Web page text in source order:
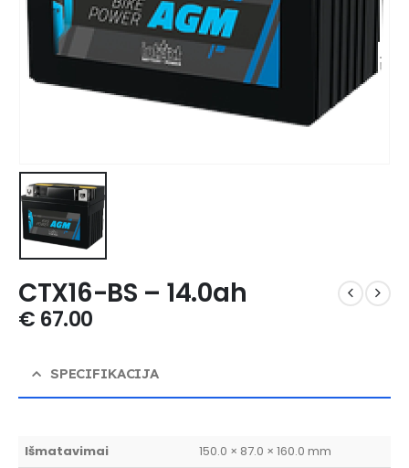
CTX16-BS – 14.0ah
€ 67.00
SPECIFIKACIJA
Išmatavimai
150.0 × 87.0 × 160.0 mm